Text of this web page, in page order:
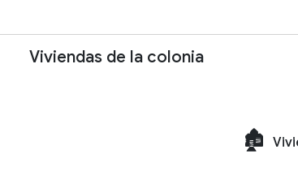
Viviendas de la colonia
🏚️